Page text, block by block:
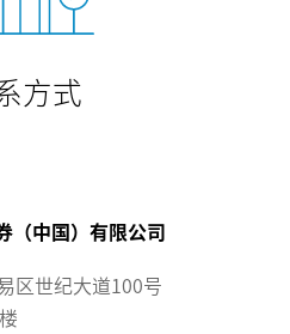
方式
（中国）有限公司
区世纪大道100号